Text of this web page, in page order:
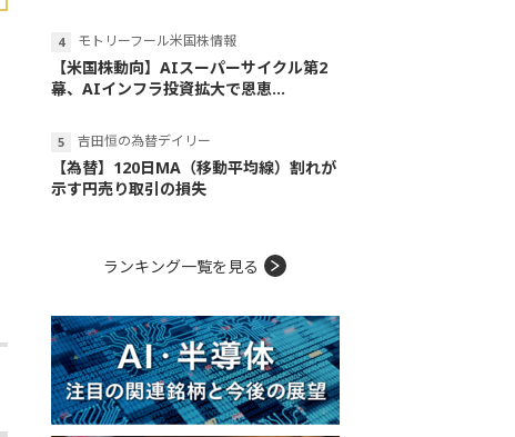
モトリーフール米国株情報
【米国株動向】AIスーパーサイクル第2
幕、AIインフラ投資拡大で恩恵...
吉田恒の為替デイリー
【為替】120日MA（移動平均線）割れが
示す円売り取引の損失
ランキング一覧を見る